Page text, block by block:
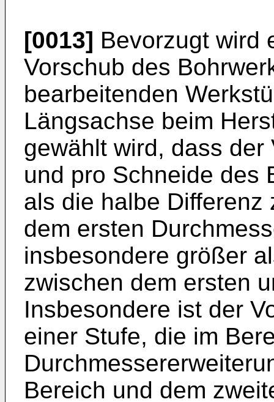
[0013] Bevorzugt wird
Vorschub des
bearbeitenden
Längsachse beim
gewählt wird, dass
und pro Schneide des
als die halbe Differenz
dem ersten
insbesondere größer
zwischen dem ersten
Insbesondere ist der
einer Stufe, die im
Bereich und dem